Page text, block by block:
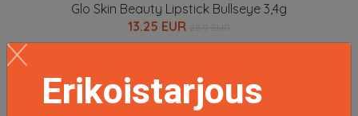
Glo Skin Beauty Lipstick Bullseye 3,4g
13.25 EUR
Erikoistarjous